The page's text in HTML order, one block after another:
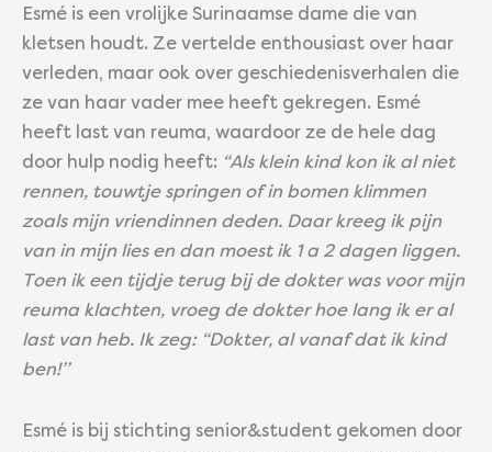
Esmé is een vrolijke Surinaamse dame die van
kletsen houdt. Ze vertelde enthousiast over haar
verleden, maar ook over geschiedenisverhalen die
ze van haar vader mee heeft gekregen. Esmé
heeft last van reuma, waardoor ze de hele dag
door hulp nodig heeft: “Als klein kind kon ik al niet
rennen, touwtje springen of in bomen klimmen
zoals mijn vriendinnen deden. Daar kreeg ik pijn
van in mijn lies en dan moest ik 1 a 2 dagen liggen.
Toen ik een tijdje terug bij de dokter was voor mijn
reuma klachten, vroeg de dokter hoe lang ik er al
last van heb. Ik zeg: “Dokter, al vanaf dat ik kind
ben!’’
Esmé is bij stichting senior&student gekomen door